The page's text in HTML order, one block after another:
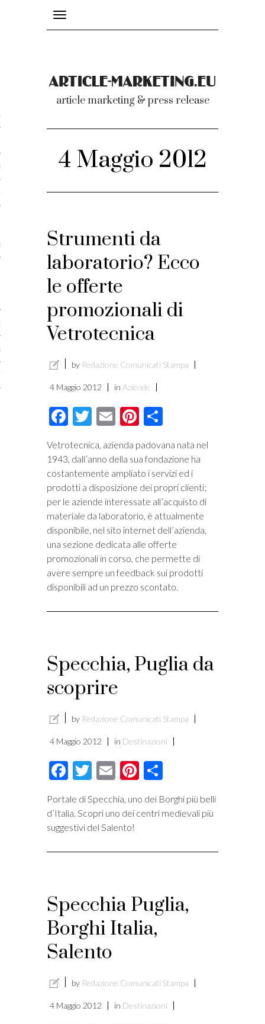
è l’article marketing
e stile di scrittura
per i publishers
Toggle
navigation
article marketing & press release
4 Maggio 2012
Strumenti da
laboratorio? Ecco
le offerte
promozionali di
Vetrotecnica
by Redazione Comunicati Stampa
4 Maggio 2012 in Aziende
Facebook
Twitter
EmailPinterest
Vetrotecnica, azienda padovana nata nel
1943, dall’anno della sua fondazione ha
costantemente ampliato i servizi ed i
prodotti a disposizione dei propri clienti;
per le aziende interessate all’acquisto di
materiale da laboratorio, è attualmente
disponibile, nel sito internet dell’azienda,
una sezione dedicata alle offerte
promozionali in corso, che permette di
avere sempre un feedback sui prodotti
disponibili ad un prezzo scontato.
Specchia, Puglia da
scoprire
by Redazione Comunicati Stampa
4 Maggio 2012 in Destinazioni
Facebook
Twitter
EmailPinterest
Portale di Specchia, uno dei Borghi più belli
d’Italia. Scopri uno dei centri medievali più
suggestivi del Salento!
Specchia Puglia,
Borghi Italia,
Salento
by Redazione Comunicati Stampa
4 Maggio 2012 in Destinazioni